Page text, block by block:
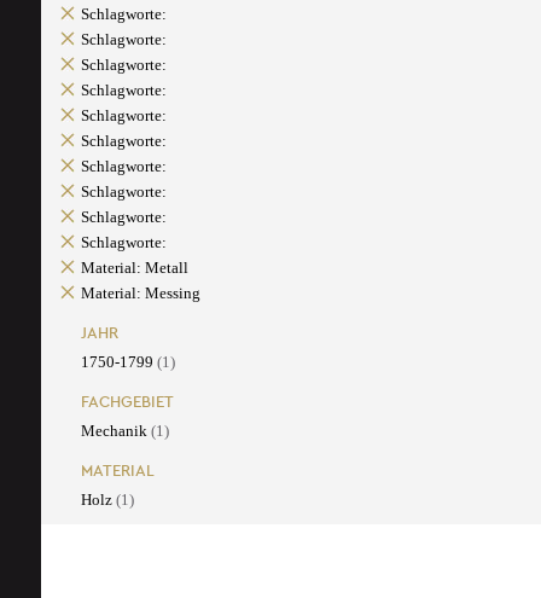
Schlagworte:
Schlagworte:
Schlagworte:
Schlagworte:
Schlagworte:
Schlagworte:
Schlagworte:
Schlagworte:
Schlagworte:
Schlagworte:
Material: Metall
Material: Messing
JAHR
1750-1799 (1)
FACHGEBIET
Mechanik (1)
MATERIAL
Holz (1)